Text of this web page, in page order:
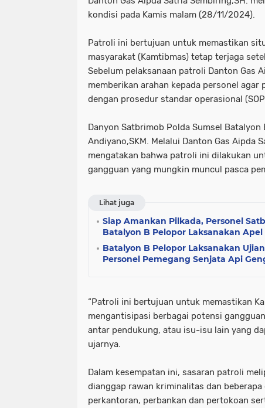
kondisi pada Kamis malam (28/11/2024).
Patroli ini bertujuan untuk memastikan
masyarakat (Kamtibmas) tetap terjaga
Sebelum pelaksanaan patroli Danton Gas
memberikan arahan kepada personel agar
dengan prosedur standar operasional
Danyon Satbrimob Polda Sumsel Batalyon
Andiyano,SKM. Melalui Danton Gas Aipda
mengatakan bahwa patroli ini dilakukan
gangguan yang mungkin muncul pasca
Lihat juga
Siap Amankan Pilkada, Personel
Batalyon B Pelopor Laksanakan
Batalyon B Pelopor Laksanakan
Personel Pemegang Senjata Api
“Patroli ini bertujuan untuk memastikan
mengantisipasi berbagai potensi
antar pendukung, atau isu-isu lain yang
ujarnya.
Dalam kesempatan ini, sasaran patroli
dianggap rawan kriminalitas dan
perkantoran, perbankan dan pertokoan